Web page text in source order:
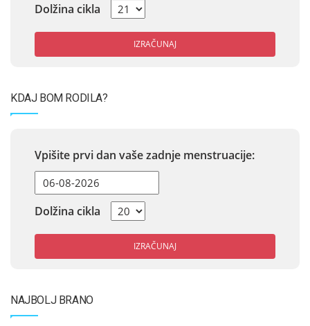
Dolžina cikla
IZRAČUNAJ
KDAJ BOM RODILA?
Vpišite prvi dan vaše zadnje menstruacije:
Dolžina cikla
IZRAČUNAJ
NAJBOLJ BRANO